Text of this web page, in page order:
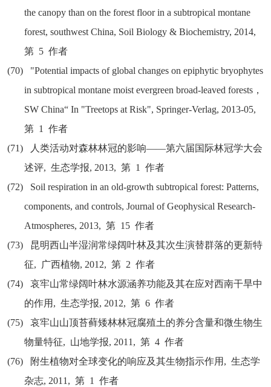
the canopy than on the forest floor in a subtropical montane
forest, southwest China, Soil Biology & Biochemistry, 2014,
第 5作者
(70)
"Potential impacts of global changes on epiphytic bryophytes
in subtropical montane moist evergreen broad-leaved forests ，
SW China“ In "Treetops at Risk", Springer-Verlag, 2013-05,
第 1作者
(71)
人类活动对森林林冠的影响——第六届国际林冠学大会
述评,生态学报, 2013,第 1作者
(72)
Soil respiration in an old-growth subtropical forest: Patterns,
components, and controls, Journal of Geophysical Research-
Atmospheres, 2013,第 15作者
(73)
昆明西山半湿润常绿阔叶林及其次生演替群落的更新特
征, 广西植物, 2012,第 2作者
(74)
哀牢山常绿阔叶林水源涵养功能及其在应对西南干旱中
的作用 ,生态学报, 2012,第 6作者
(75)
哀牢山山顶苔藓矮林林冠腐殖土的养分含量和微生物生
物量特征, 山地学报, 2011,第 4作者
(76)
附生植物对全球变化的响应及其生物指示作用 ,生态学
杂志, 2011,第 1作者